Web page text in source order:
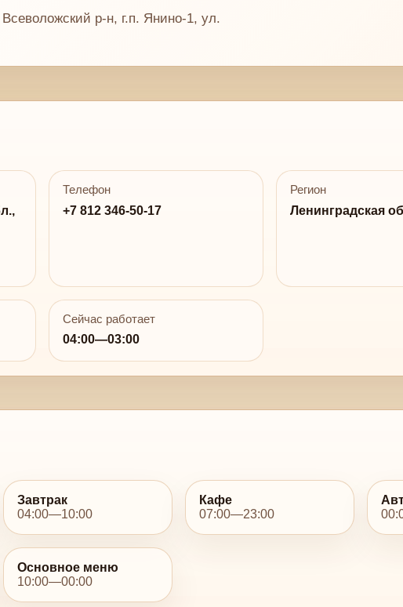
р-н, г.п. Янино-1, ул.
Телефон
+7 812 346-50-17
Регион
Ленинградская
Сейчас работает
04:00—03:00
Завтрак
04:00—10:00
Кафе
07:00—23:00
Основное меню
10:00—00:00